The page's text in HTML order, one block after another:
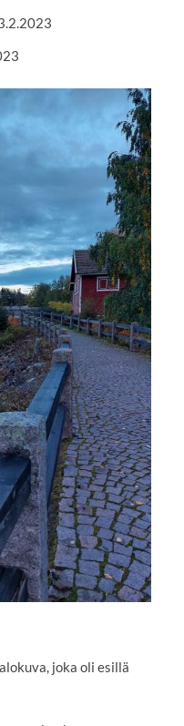
joka oli esillä